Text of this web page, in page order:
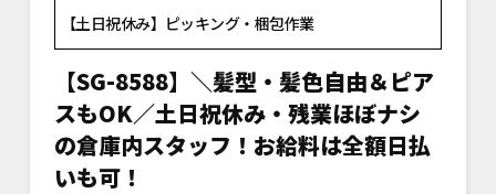
【土日祝休み】ピッキング・梱包作業
【SG-8588】＼髪型・髪色自由＆ピア
スもOK／土日祝休み・残業ほぼナシ
の倉庫内スタッフ！お給料は全額日払
いも可！